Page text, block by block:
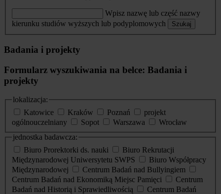
Wpisz nazwę lub część nazwy
kierunku studiów wyższych lub podyplomowych
Szukaj
Badania i projekty
Formularz wyszukiwania na belce: Badania i
projekty
lokalizacja:
Katowice
Kraków Poznań
projekt
ogólnouczelniany
Sopot Warszawa
Wrocław
jednostka badawcza:
Biuro Prorektorki ds. nauki
Biuro Rekrutacji
Międzynarodowej Uniwersytetu SWPS
Biuro Współpracy
Międzynarodowej
Centrum Badań nad Bullyingiem
Centrum Badań nad Ekonomiką Miejsc Pamięci
Centrum
Badań nad Historią i Sprawiedliwością
Centrum Badań